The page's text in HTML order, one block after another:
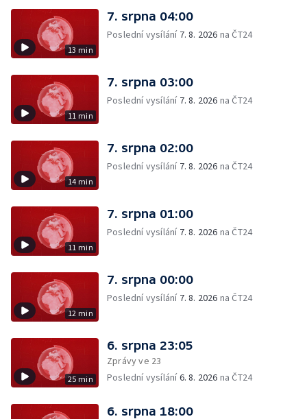
13 min
7. srpna 04:00
Poslední vysílání 7. 8. 2026 na ČT24
11 min
7. srpna 03:00
Poslední vysílání 7. 8. 2026 na ČT24
14 min
7. srpna 02:00
Poslední vysílání 7. 8. 2026 na ČT24
11 min
7. srpna 01:00
Poslední vysílání 7. 8. 2026 na ČT24
12 min
7. srpna 00:00
Poslední vysílání 7. 8. 2026 na ČT24
25 min
6. srpna 23:05
Zprávy ve 23
Poslední vysílání6. 8. 2026 na ČT24
6. srpna 18:00